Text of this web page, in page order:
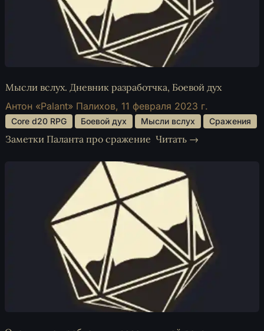
Мысли вслух. Дневник разработчка, Боевой дух
Антон «Palant» Палихов, 11 февраля 2023 г.
Core d20 RPG Боевой дух Мысли вслух Сражения
Заметки Паланта про сражение Читать →